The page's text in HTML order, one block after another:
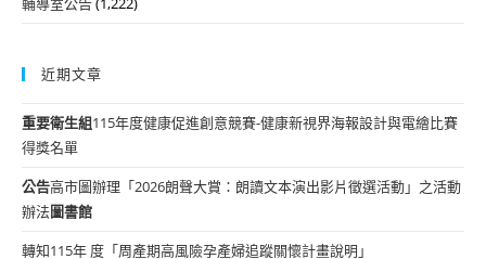
近期文章
重要衛生組115年度健康促進創意競賽-健康新視界海報設計與電繪比賽
得獎名單
公告高市圖辦理「2026朗聲大賞：朗讀文本演出影片徵選活動」之活動
辦法圖書館
轉知115年 度「周產期高風險孕產婦追蹤關懷計畫說明」